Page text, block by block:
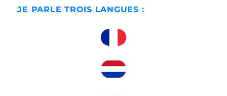
JE PARLE TROIS LANGUES :